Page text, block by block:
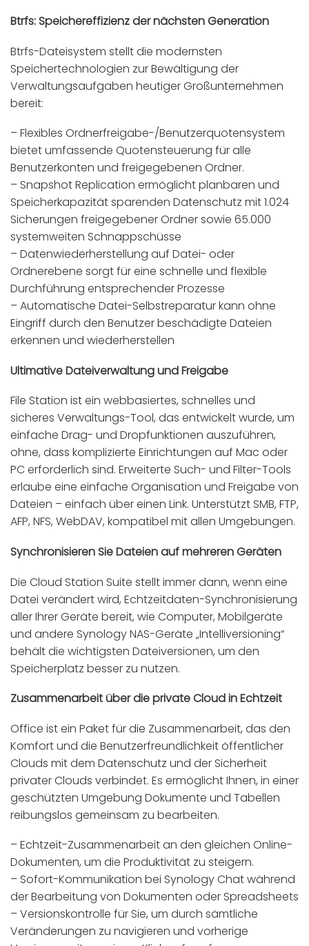
Btrfs: Speichereffizienz der nächsten Generation
Btrfs-Dateisystem stellt die modernsten
Speichertechnologien zur Bewältigung der
Verwaltungsaufgaben heutiger Großunternehmen
bereit:
– Flexibles Ordnerfreigabe-/Benutzerquotensystem
bietet umfassende Quotensteuerung für alle
Benutzerkonten und freigegebenen Ordner.
– Snapshot Replication ermöglicht planbaren und
Speicherkapazität sparenden Datenschutz mit 1.024
Sicherungen freigegebener Ordner sowie 65.000
systemweiten Schnappschüsse
– Datenwiederherstellung auf Datei- oder
Ordnerebene sorgt für eine schnelle und flexible
Durchführung entsprechender Prozesse
– Automatische Datei-Selbstreparatur kann ohne
Eingriff durch den Benutzer beschädigte Dateien
erkennen und wiederherstellen
Ultimative Dateiverwaltung und Freigabe
File Station ist ein webbasiertes, schnelles und
sicheres Verwaltungs-Tool, das entwickelt wurde, um
einfache Drag- und Dropfunktionen auszuführen,
ohne, dass komplizierte Einrichtungen auf Mac oder
PC erforderlich sind. Erweiterte Such- und Filter-Tools
erlaube eine einfache Organisation und Freigabe von
Dateien – einfach über einen Link. Unterstützt SMB, FTP,
AFP, NFS, WebDAV, kompatibel mit allen Umgebungen.
Synchronisieren Sie Dateien auf mehreren Geräten
Die Cloud Station Suite stellt immer dann, wenn eine
Datei verändert wird, Echtzeitdaten-Synchronisierung
aller Ihrer Geräte bereit, wie Computer, Mobilgeräte
und andere Synology NAS-Geräte „Intelliversioning“
behält die wichtigsten Dateiversionen, um den
Speicherplatz besser zu nutzen.
Zusammenarbeit über die private Cloud in Echtzeit
Office ist ein Paket für die Zusammenarbeit, das den
Komfort und die Benutzerfreundlichkeit öffentlicher
Clouds mit dem Datenschutz und der Sicherheit
privater Clouds verbindet. Es ermöglicht Ihnen, in einer
geschützten Umgebung Dokumente und Tabellen
reibungslos gemeinsam zu bearbeiten.
– Echtzeit-Zusammenarbeit an den gleichen Online-
Dokumenten, um die Produktivität zu steigern.
– Sofort-Kommunikation bei Synology Chat während
der Bearbeitung von Dokumenten oder Spreadsheets
– Versionskontrolle für Sie, um durch sämtliche
Veränderungen zu navigieren und vorherige